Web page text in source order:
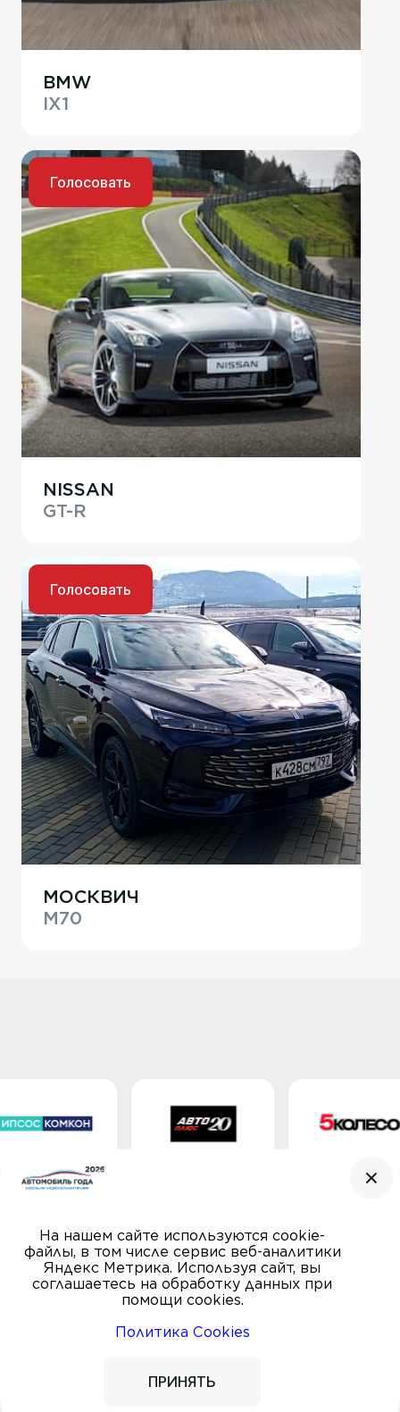
BMW
IX1
Голосовать
NISSAN
GT-R
Голосовать
МОСКВИЧ
M70
© Автомобиль года, 2000—2026
Пользовательское соглашение
На нашем сайте используются cookie-
файлы, в том числе сервис веб-аналитики
Яндекс Метрика. Используя сайт, вы
соглашаетесь на обработку данных при
помощи cookies.
Политика Cookies
ПРИНЯТЬ